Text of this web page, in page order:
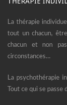
La thérapie
tout un chacun,
chacun et non
circonstances…
La psychothérapie
Tout ce qui se passe